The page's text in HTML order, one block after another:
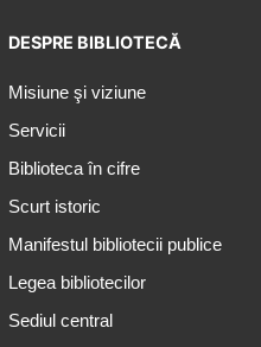
DESPRE BIBLIOTECĂ
Misiune şi viziune
Servicii
Biblioteca în cifre
Scurt istoric
Manifestul bibliotecii publice
Legea bibliotecilor
Sediul central